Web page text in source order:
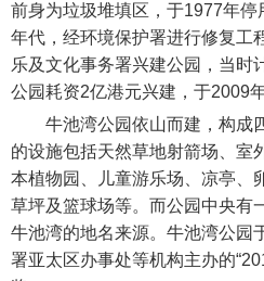
前身为垃圾堆填区，于1977年
年代，经环境保护署进行修复工
乐及文化事务署兴建公园，当时
公园耗资2亿港元兴建，于2009
牛池湾公园依山而建，构成
的设施包括天然草地射箭场、室
本植物园、儿童游乐场、凉亭、
草坪及篮球场等。而公园中央有
牛池湾的地名来源。牛池湾公园
署亚太区办事处等机构主办的